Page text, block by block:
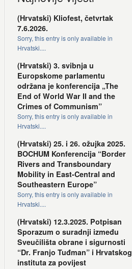
(Hrvatski) Kliofest, četvrtak
7.6.2026.
Sorry, this entry is only available in
Hrvatski....
(Hrvatski) 3. svibnja u
Europskome parlamentu
održana je konferencija „The
End of World War II and the
Crimes of Communism”
Sorry, this entry is only available in
Hrvatski....
(Hrvatski) 25. i 26. ožujka 2025.
BOCHUM Konferencija “Border
Rivers and Transboundary
Mobility in East-Central and
Southeastern Europe”
Sorry, this entry is only available in
Hrvatski....
(Hrvatski) 12.3.2025. Potpisan
Sporazum o suradnji između
Sveučilišta obrane i sigurnosti
“Dr. Franjo Tuđman” i Hrvatskog
instituta za povijest